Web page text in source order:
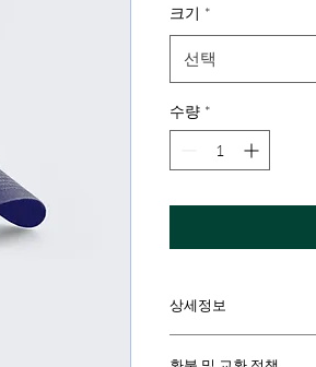
크기 *
선택
수량 *
상세정보